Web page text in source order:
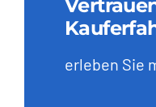
erleben Sie